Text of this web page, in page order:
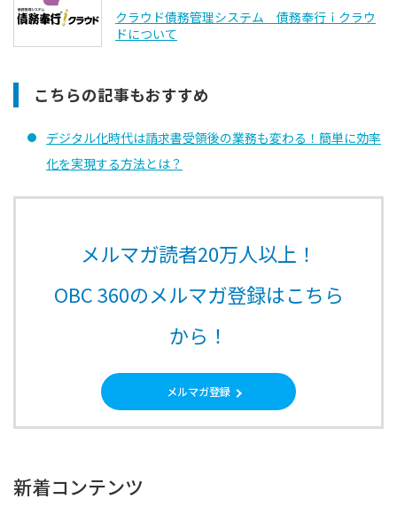
クラウド債務管理システム 債務奉行ｉクラウ
ドについて
こちらの記事もおすすめ
デジタル化時代は請求書受領後の業務も変わる！簡単に効率
化を実現する⽅法とは？
メルマガ読者20万人以上！
OBC 360のメルマガ登録はこちら
から！
メルマガ登録
新着コンテンツ